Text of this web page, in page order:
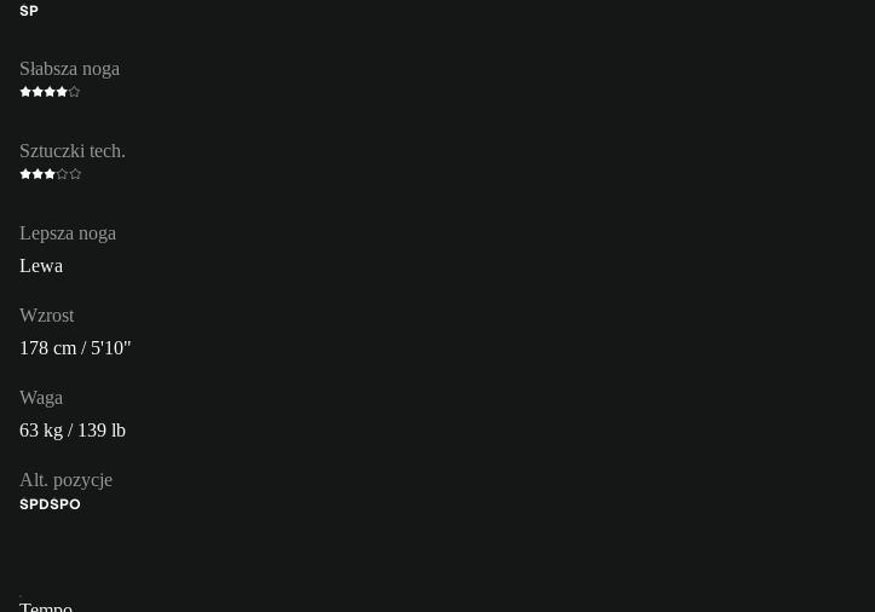
ŚP
Słabsza noga
Sztuczki tech.
Lepsza noga
Lewa
Wzrost
178 cm / 5'10"
Waga
63 kg / 139 lb
Alt. pozycje
ŚPDŚPO